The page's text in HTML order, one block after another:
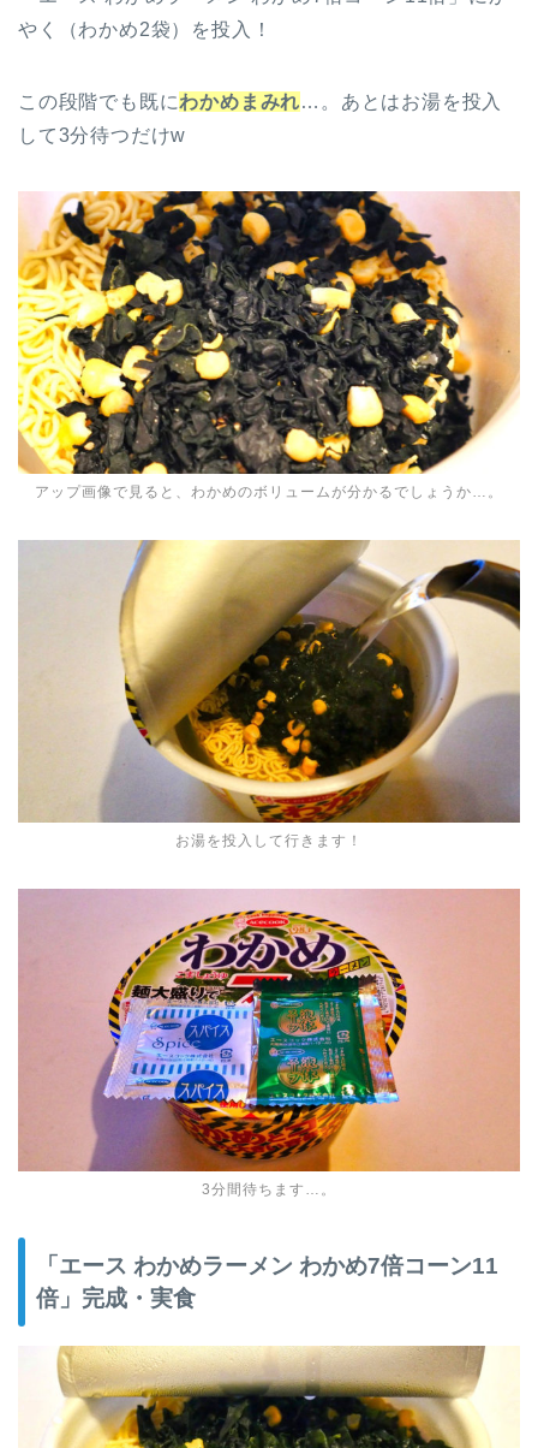
やく（わかめ2袋）を投入！
この段階でも既にわかめまみれ…。あとはお湯を投入
して3分待つだけw
アップ画像で見ると、わかめのボリュームが分かるでしょうか…。
お湯を投入して行きます！
3分間待ちます…。
「エース わかめラーメン わかめ7倍コーン11
倍」完成・実食